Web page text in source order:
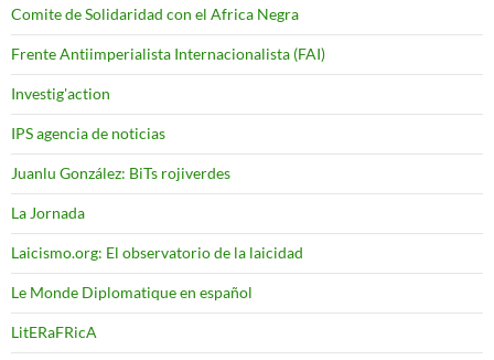
Comite de Solidaridad con el Africa Negra
Frente Antiimperialista Internacionalista (FAI)
Investig'action
IPS agencia de noticias
Juanlu González: BiTs rojiverdes
La Jornada
Laicismo.org: El observatorio de la laicidad
Le Monde Diplomatique en español
LitERaFRicA